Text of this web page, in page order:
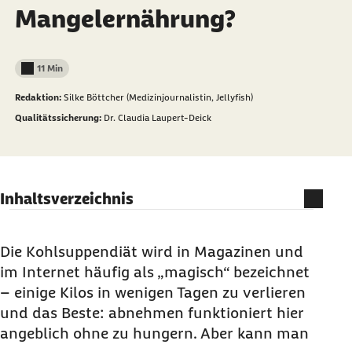
Mangelernährung?
Lesedauer weniger als
11 Min
Redaktion: Silke Böttcher (Medizinjournalistin, Jellyfish)
Qualitätssicherung: Dr. Claudia Laupert-Deick
Inhaltsverzeichnis
Gesund abnehmen mit Kohlsuppe?
Häufige Fragen und Antworten zur Kohlsuppen-
Diät
Die Kohlsuppendiät wird in Magazinen und
im Internet häufig als „magisch“ bezeichnet
– einige Kilos in wenigen Tagen zu verlieren
und das Beste: abnehmen funktioniert hier
angeblich ohne zu hungern. Aber kann man